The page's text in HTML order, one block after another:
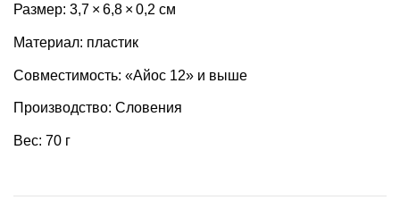
Размер: 3,7 × 6,8 × 0,2 см
Материал: пластик
Совместимость: «Айос 12» и выше
Производство: Словения
Вес: 70 г